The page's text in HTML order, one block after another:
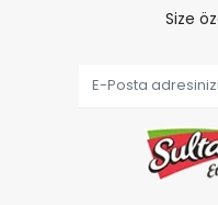
Size